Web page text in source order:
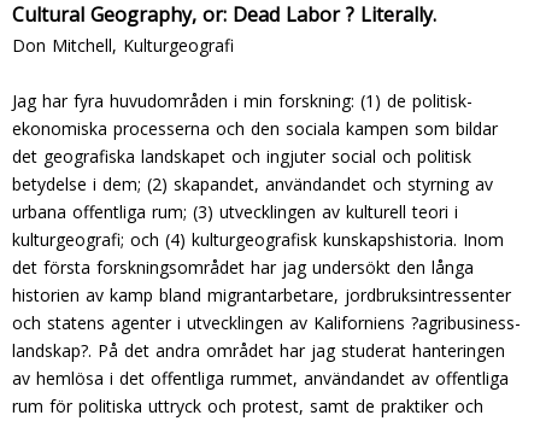
Cultural Geography, or: Dead Labor ? Literally.
Don Mitchell, Kulturgeografi
Jag har fyra huvudområden i min forskning: (1) de politisk-
ekonomiska processerna och den sociala kampen som bildar
det geografiska landskapet och ingjuter social och politisk
betydelse i dem; (2) skapandet, användandet och styrning av
urbana offentliga rum; (3) utvecklingen av kulturell teori i
kulturgeografi; och (4) kulturgeografisk kunskapshistoria. Inom
det första forskningsområdet har jag undersökt den långa
historien av kamp bland migrantarbetare, jordbruksintressenter
och statens agenter i utvecklingen av Kaliforniens ?agribusiness-
landskap?. På det andra området har jag studerat hanteringen
av hemlösa i det offentliga rummet, användandet av offentliga
rum för politiska uttryck och protest, samt de praktiker och